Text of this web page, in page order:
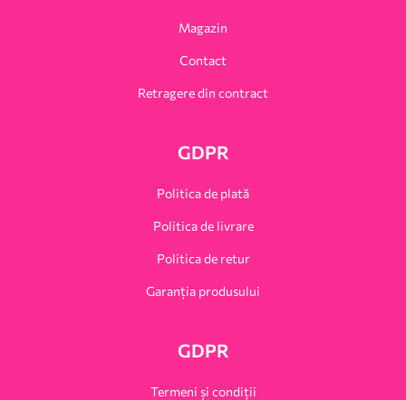
Magazin
Contact
Retragere din contract
GDPR
Politica de plată
Politica de livrare
Politica de retur
Garanția produsului
GDPR
Termeni și condiții